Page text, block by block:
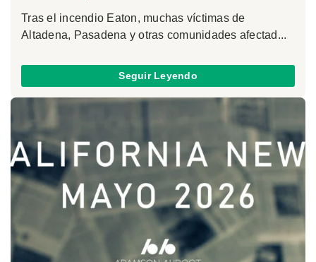
Tras el incendio Eaton, muchas víctimas de
Altadena, Pasadena y otras comunidades afectad...
Seguir Leyendo